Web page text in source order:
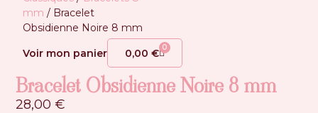
mm / Bracelet
Obsidienne Noire 8 mm
Voir mon panier
0,00€ 0
Bracelet Obsidienne Noire 8 mm
28,00€